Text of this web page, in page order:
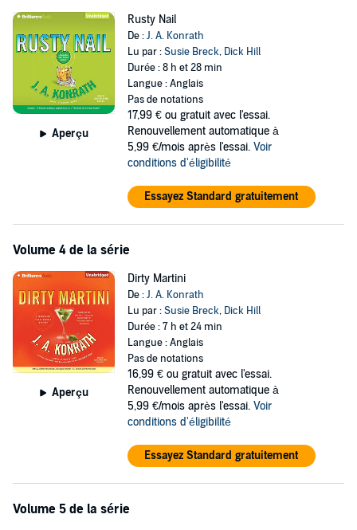
Aperçu
Rusty Nail
De :J. A. Konrath
Lu par :Susie Breck, Dick Hill
Durée : 8 h et 28 min
Langue : Anglais
Pas de notations
17,99 € ou gratuit avec l'essai.
Renouvellement automatique à
5,99 €/mois après l'essai. Voir
conditions d'éligibilité
Essayez Standard gratuitement
Volume 4 de la série
Aperçu
Dirty Martini
De :J. A. Konrath
Lu par :Susie Breck, Dick Hill
Durée : 7 h et 24 min
Langue : Anglais
Pas de notations
16,99 € ou gratuit avec l'essai.
Renouvellement automatique à
5,99 €/mois après l'essai. Voir
conditions d'éligibilité
Essayez Standard gratuitement
Volume 5 de la série